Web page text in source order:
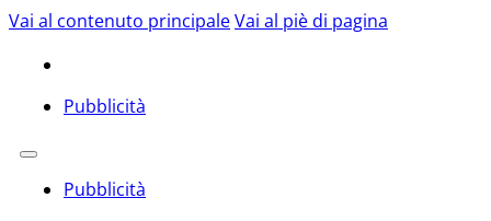
Vai al contenuto principaleVai al piè di pagina
Pubblicità
Pubblicità